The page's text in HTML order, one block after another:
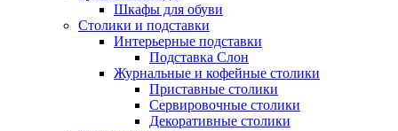
Шкафы для обуви
Столики и подставки
Интерьерные подставки
Подставка Слон
Журнальные и кофейные столики
Приставные столики
Сервировочные столики
Декоративные столики